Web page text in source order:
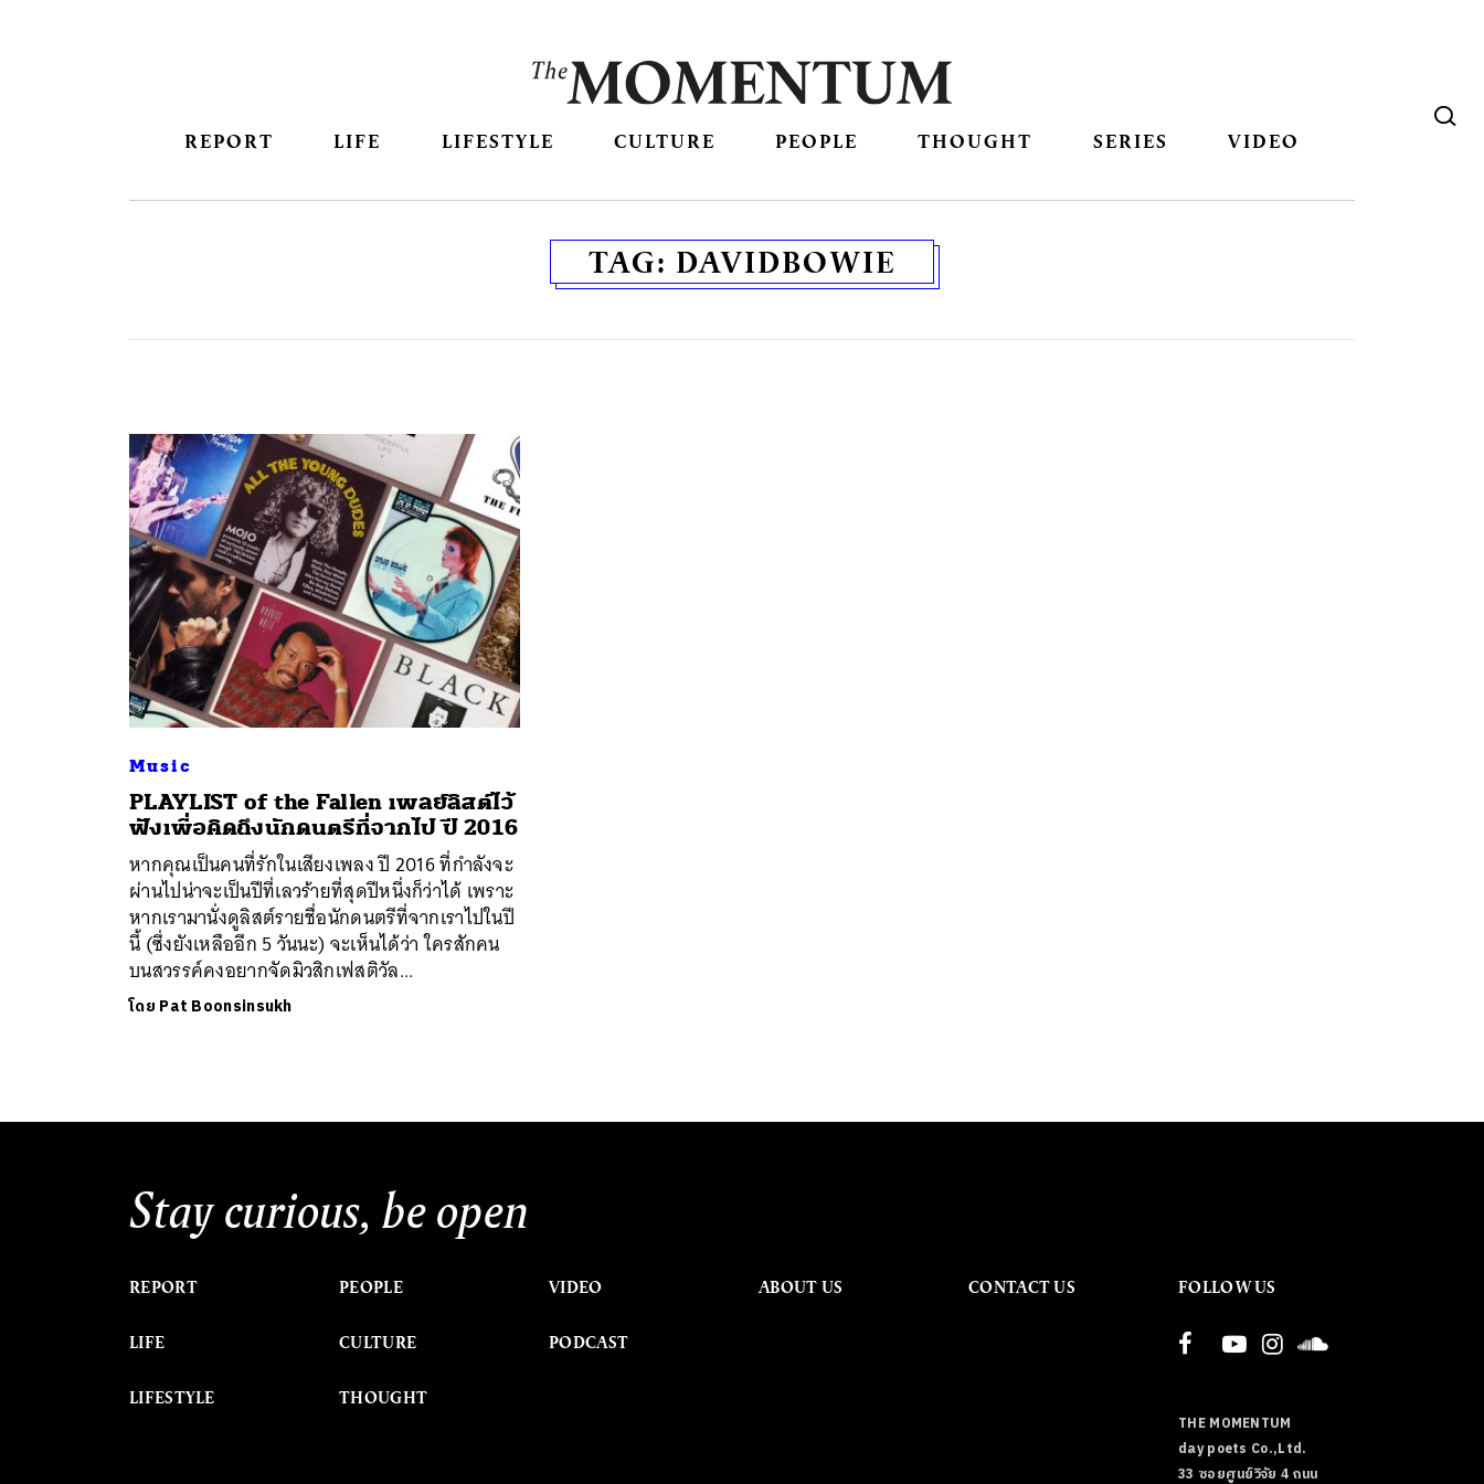
REPORT LIFE LIFESTYLE CULTURE PEOPLE THOUGHT SERIES VIDEO
TAG: DAVIDBOWIE
Music
PLAYLIST of the Fallen เพลย์ลิสต์ไว้
ฟังเพื่อคิดถึงนักดนตรีที่จากไป ปี 2016
หากคุณเป็นคนที่รักในเสียงเพลง ปี 2016 ที่กำลังจะ
ผ่านไปน่าจะเป็นปีที่เลวร้ายที่สุดปีหนึ่งก็ว่าได้ เพราะ
หากเรามานั่งดูลิสต์รายชื่อนักดนตรีที่จากเราไปในปี
นี้ (ซึ่งยังเหลืออีก 5 วันนะ) จะเห็นได้ว่า ใครสักคน
บนสวรรค์คงอยากจัดมิวสิกเฟสติวัล...
โดย Pat Boonsinsukh
Stay curious, be open
REPORT
LIFE
LIFESTYLE
PEOPLE
CULTURE
THOUGHT
VIDEO
PODCAST
ABOUT US CONTACT US FOLLOW US
THE MOMENTUM
day poets Co.,Ltd.
33 ซอยศูนย์วิจัย 4 ถนน
ค้นหา